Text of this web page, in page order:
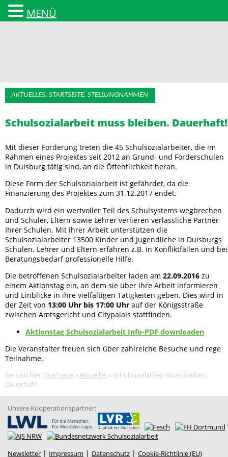
Landesarbeitsgemeinschaft
Schulsozialarbeit NRW e.V.
AKTUELLES, STARTSEITE, STELLUNGNAHMEN
Schulsozialarbeit muss bleiben. Dauerhaft!
Mit dieser Forderung treten die 45 Schulsozialarbeiter, die im
Rahmen eines Projektes seit 2012 an Grund- und Förderschulen
in Duisburg tätig sind, an die Öffentlichkeit heran.
Diese Form der Schulsozialarbeit ist gefährdet, da die
Finanzierung des Projektes zum 31.12.2017 endet.
Dadurch wird ein wertvoller Teil des Schulsystems wegbrechen
und Schüler, Eltern sowie Lehrer verlieren verlässliche Partner
Ihrer Schulen. Mit ihrer Arbeit unterstützen die
Schulsozialarbeiter 13500 Kinder und Jugendliche in Duisburgs
Schulen. Lehrer und Eltern erfahren z.B. in Konfliktfällen und bei
Beratungsbedarf professionelle Hilfe.
Die betroffenen Schulsozialarbeiter laden am 22.09.2016 zu
einem Aktionstag ein, an dem sie über ihre Arbeit informieren
und Einblicke in ihre vielfältigen Tätigkeiten geben. Dies wird in
der Zeit von 13:00 Uhr bis 17:00 Uhr auf der Königsstraße
zwischen Amtsgericht und Citypalais stattfinden.
Aktionstag Schulsozialarbeit Info-PDF downloaden
Die Veranstalter freuen sich über zahlreiche Besuche und rege
Teilnahme.
Sie sind hier: Startseite »Aktuelles » Schulsozialarbeit muss bleiben.
Dauerhaft!
Unsere Kooperationspartner:
Newsletter | Impressum | Datenschutz | Cookie-Richtlinie (EU)
MENÜ